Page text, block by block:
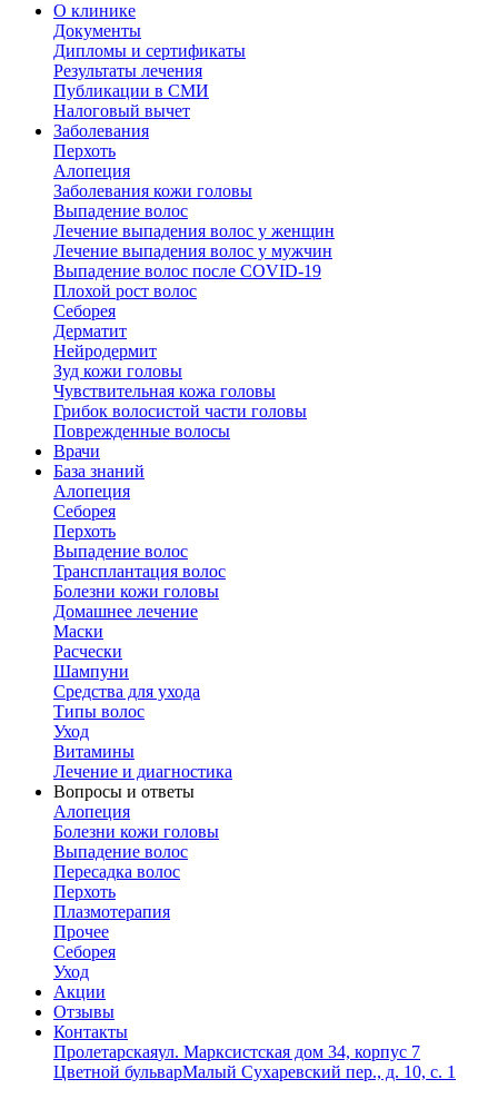
О клинике
Документы
Дипломы и сертификаты
Результаты лечения
Публикации в СМИ
Налоговый вычет
Заболевания
Перхоть
Алопеция
Заболевания кожи головы
Выпадение волос
Лечение выпадения волос у женщин
Лечение выпадения волос у мужчин
Выпадение волос после COVID-19
Плохой рост волос
Cеборея
Дерматит
Нейродермит
Зуд кожи головы
Чувствительная кожа головы
Грибок волосистой части головы
Поврежденные волосы
Врачи
База знаний
Алопеция
Себорея
Перхоть
Выпадение волос
Трансплантация волос
Болезни кожи головы
Домашнее лечение
Маски
Расчески
Шампуни
Средства для ухода
Типы волос
Уход
Витамины
Лечение и диагностика
Вопросы и ответы
Алопеция
Болезни кожи головы
Выпадение волос
Пересадка волос
Перхоть
Плазмотерапия
Прочее
Себорея
Уход
Акции
Отзывы
Контакты
Пролетарскаяул. Марксистская дом 34, корпус 7
Цветной бульварМалый Сухаревский пер., д. 10, с. 1